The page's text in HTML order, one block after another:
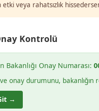
veya rahatsızlık
Kontrolü
Bakanlığı Onay Numarası:
onay durumunu, bakanlığın
→